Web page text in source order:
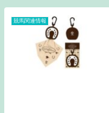
競馬関連情報